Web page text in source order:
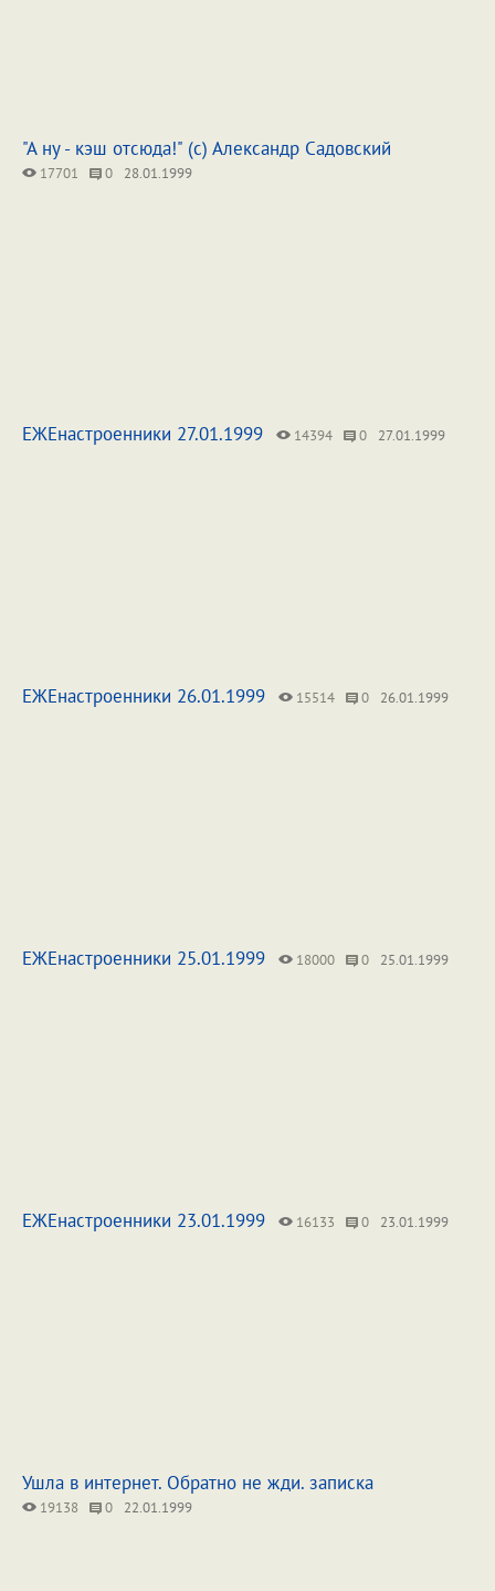
"А ну - кэш отсюда!" (с) Александр Садовский
17701 0 28.01.1999
ЕЖЕнастроенники 27.01.1999 14394 0 27.01.1999
ЕЖЕнастроенники 26.01.1999 15514 0 26.01.1999
ЕЖЕнастроенники 25.01.1999 18000 0 25.01.1999
ЕЖЕнастроенники 23.01.1999 16133 0 23.01.1999
Ушла в интернет. Обратно не жди. записка
19138 0 22.01.1999